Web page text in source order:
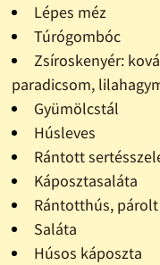
Lépes méz
Túrógombóc
Zsíroskenyér:
paradicsom,
Gyümölcstál
Húsleves
Rántott
Káposztasaláta
Rántotthús,
Saláta
Húsos káposzta